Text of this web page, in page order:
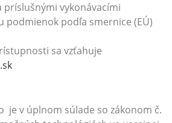
príslušnými vykonávacími
podmienok podľa smernice (EÚ)
sa vzťahuje
je v úplnom súlade so zákonom č.